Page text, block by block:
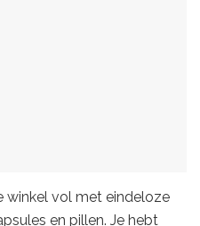
winkel vol met eindeloze
en pillen. Je hebt